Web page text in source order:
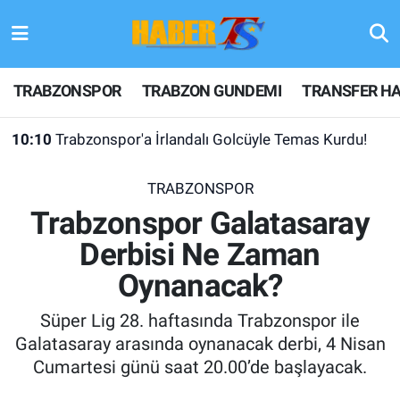
TRABZONSPOR TRABZON GUNDEMI TRANSFER
10:10 Trabzonspor'a İrlandalı Golcüyle Temas Kurdu!
TRABZONSPOR
Trabzonspor Galatasaray
Derbisi Ne Zaman
Oynanacak?
Süper Lig 28. haftasında Trabzonspor ile
Galatasaray arasında oynanacak derbi, 4 Nisan
Cumartesi günü saat 20.00’de başlayacak.
TRABZONSPOR
TRABZON GUNDEMI
KULİS MEYDANI
1461 TRABZON
FUTBOL
Hava Durumu
Trafik Durumu
Son Dakika Haberleri
Haber Arşivi